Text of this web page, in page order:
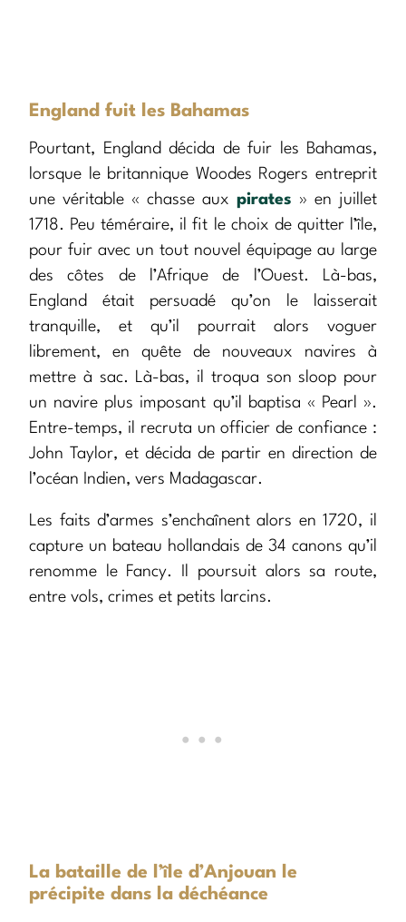
England fuit les Bahamas
Pourtant, England décida de fuir les Bahamas,
lorsque le britannique Woodes Rogers entreprit
une véritable « chasse aux pirates » en juillet
1718. Peu téméraire, il fit le choix de quitter l’île,
pour fuir avec un tout nouvel équipage au large
des côtes de l’Afrique de l’Ouest. Là-bas,
England était persuadé qu’on le laisserait
tranquille, et qu’il pourrait alors voguer
librement, en quête de nouveaux navires à
mettre à sac. Là-bas, il troqua son sloop pour
un navire plus imposant qu’il baptisa « Pearl ».
Entre-temps, il recruta un officier de confiance :
John Taylor, et décida de partir en direction de
l’océan Indien, vers Madagascar.
Les faits d’armes s’enchaînent alors en 1720, il
capture un bateau hollandais de 34 canons qu’il
renomme le Fancy. Il poursuit alors sa route,
entre vols, crimes et petits larcins.
La bataille de l’île d’Anjouan le
précipite dans la déchéance